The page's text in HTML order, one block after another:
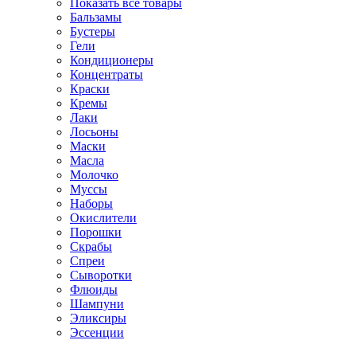
Показать все товары
Бальзамы
Бустеры
Гели
Кондиционеры
Концентраты
Краски
Кремы
Лаки
Лосьоны
Маски
Масла
Молочко
Муссы
Наборы
Окислители
Порошки
Скрабы
Спреи
Сыворотки
Флюиды
Шампуни
Эликсиры
Эссенции